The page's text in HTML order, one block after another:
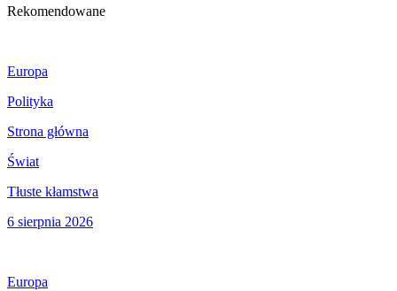
Rekomendowane
Europa
Polityka
Strona główna
Świat
Tłuste kłamstwa
6 sierpnia 2026
Europa